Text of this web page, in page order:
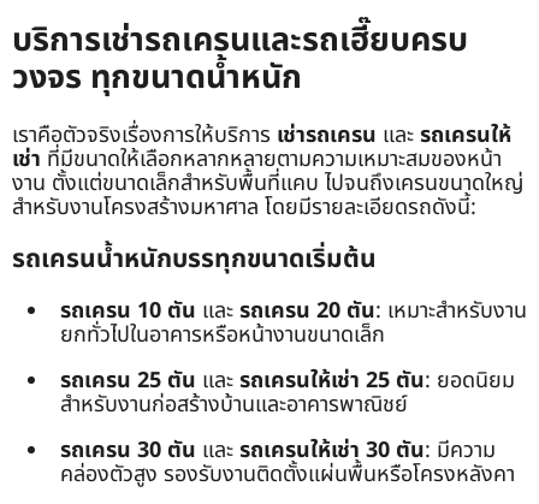
บริการเช่ารถเครนและรถเฮี๊ยบครบ
วงจร ทุกขนาดน้ำหนัก
เราคือตัวจริงเรื่องการให้บริการ เช่ารถเครน และรถเครนให้
เช่า ที่มีขนาดให้เลือกหลากหลายตามความเหมาะสมของหน้า
งาน ตั้งแต่ขนาดเล็กสำหรับพื้นที่แคบ ไปจนถึงเครนขนาดใหญ่
สำหรับงานโครงสร้างมหาศาล โดยมีรายละเอียดรถดังนี้:
รถเครนน้ำหนักบรรทุกขนาดเริ่มต้น
รถเครน 10 ตัน และรถเครน 20 ตัน: เหมาะสำหรับงาน
ยกทั่วไปในอาคารหรือหน้างานขนาดเล็ก
รถเครน 25 ตัน และรถเครนให้เช่า 25 ตัน: ยอดนิยม
สำหรับงานก่อสร้างบ้านและอาคารพาณิชย์
รถเครน 30 ตัน และรถเครนให้เช่า 30 ตัน: มีความ
คล่องตัวสูง รองรับงานติดตั้งแผ่นพื้นหรือโครงหลังคา